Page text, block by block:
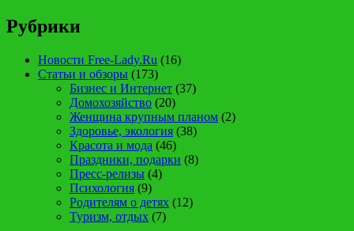
Рубрики
Новости Free-Lady.Ru (16)
Статьи и обзоры (173)
Бизнес и Интернет (37)
Домохозяйство (20)
Женщина крупным планом (2)
Здоровье, экология (38)
Красота и мода (46)
Праздники, подарки (8)
Пресс-релизы (4)
Психология (9)
Родителям о детях (12)
Туризм, отдых (7)